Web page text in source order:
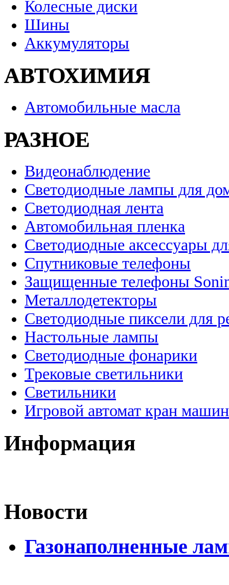
Колесные диски
Шины
Аккумуляторы
АВТОХИМИЯ
Автомобильные масла
РАЗНОЕ
Видеонаблюдение
Светодиодные лампы для
Светодиодная лента
Автомобильная пленка
Светодиодные аксессуары
Спутниковые телефоны
Защищенные телефоны
Металлодетекторы
Светодиодные пиксели для
Настольные лампы
Светодиодные фонарики
Трековые светильники
Светильники
Игровой автомат кран
Информация
Новости
Газонаполненные